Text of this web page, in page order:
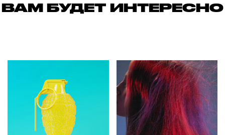
ВАМ БУДЕТ ИНТЕРЕСНО